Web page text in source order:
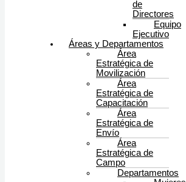
de
Directores
Equipo
Ejecutivo
Áreas y Departamentos
Área
Estratégica de
Movilización
Área
Estratégica de
Capacitación
Área
Estratégica de
Envío
Área
Estratégica de
Campo
Departamentos